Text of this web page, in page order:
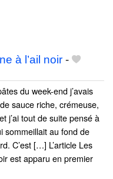
à l’ail noir -
du week-end j’avais
sauce riche, crémeuse,
j’ai tout de suite pensé à
sommeillait au fond de
C’est […] L’article Les
est apparu en premier